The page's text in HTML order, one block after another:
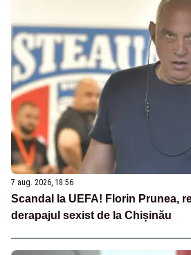
7 aug. 2026, 18:56
Scandal la UEFA! Florin Prunea,
derapajul sexist de la Chișinău